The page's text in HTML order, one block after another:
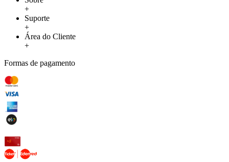
+
Suporte
+
Área do Cliente
+
Formas de pagamento